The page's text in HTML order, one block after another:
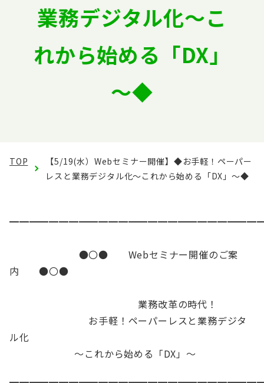
業務デジタル化～こ
れから始める「DX」
～◆
TOP
【5/19(水）Webセミナー開催】◆お手軽！ペーパー
レスと業務デジタル化～これから始める「DX」～◆
●〇● Webセミナー開催のご案
内 ●〇●
業務改革の時代！
お手軽！ペーパーレスと業務デジタ
ル化
～これから始める「DX」～